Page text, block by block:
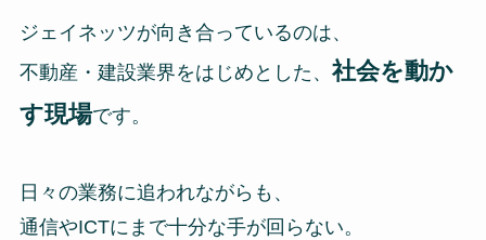
ジェイネッツが向き合っているのは、
不動産・建設業界をはじめとした、 社会を動か
す現場です。
日々の業務に追われながらも、
通信やICTにまで十分な手が回らない。